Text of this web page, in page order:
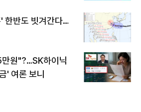
한반도 빗겨간다…
원"?…SK하이닉
' 여론 보니